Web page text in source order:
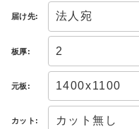
届け先:
板厚:
元板:
カット: